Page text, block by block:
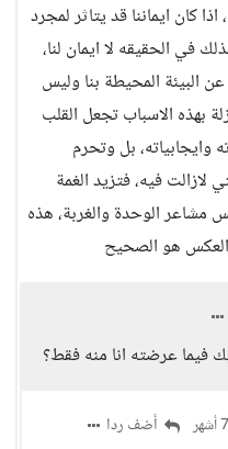
كان ايماننا قد يتاثر لمجرد
في الحقيقه لا ايمان لنا،
البيئة المحيطة بنا وليس
بهذه الاسباب تجعل القلب
وايجابياته، بل وتحرم
لازالت فيه، فتزيد الغمة
مشاعر الوحدة والغربة، هذه
هو الصحيح
فيما عرضته انا منه فقط؟
أضف ردا